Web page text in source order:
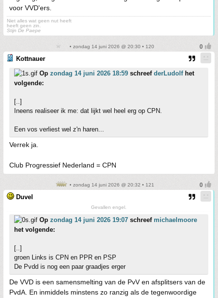
voor VVD'ers.
Niet alles wat geen nut heeft
heeft geen zin.
Stijn De Paepe
• zondag 14 juni 2026 @ 20:30 • 120
Kottnauer
Op zondag 14 juni 2026 18:59 schreef derLudolfhet
volgende:
[..]
Ineens realiseer ik me: dat lijkt wel heel erg op CPN.
Een vos verliest wel z'n haren...
Verrek ja.
Club Progressief Nederland = CPN
• zondag 14 juni 2026 @ 20:32 • 121
Duvel
Gevallen engel.
Op zondag 14 juni 2026 19:07 schreef michaelmoore
het volgende:
[..]
groen Links is CPN en PPR en PSP
De Pvdd is nog een paar graadjes erger
De VVD is een samensmelting van de PvV en afsplitsers van de
PvdA. En inmiddels minstens zo ranzig als de tegenwoordige